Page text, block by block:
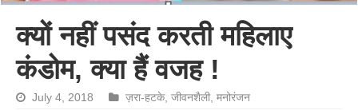
क्यों नहीं पसंद करती महिलाए
कंडोम, क्या हैं वजह !
July 4, 2018 ज़रा-हटके,जीवनशैली,मनोरंजन